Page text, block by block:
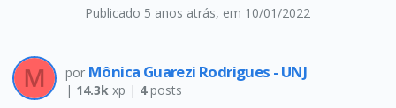
Publicado 5 anos atrás, em 10/01/2022
por Mônica Guarezi Rodrigues - UNJ
| 14.3kxp | 4posts